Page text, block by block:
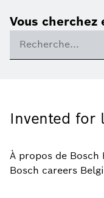
Vous cherchez
Invented for
À propos de
Bosch careers